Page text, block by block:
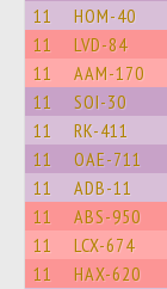
11 HOM-40
11 LVD-84
11 AAM-170
11 SOI-30
11 RK-411
11 OAE-711
11 ADB-11
11 ABS-950
11 LCX-674
11 HAX-620